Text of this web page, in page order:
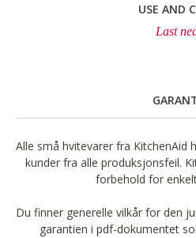
USE AND
Last
Alle små hvitevarer fra KitchenAid
kunder fra alle produksjonsfeil.
forbehold for
Du finner generelle vilkår for den
garantien i pdf-dokumentet